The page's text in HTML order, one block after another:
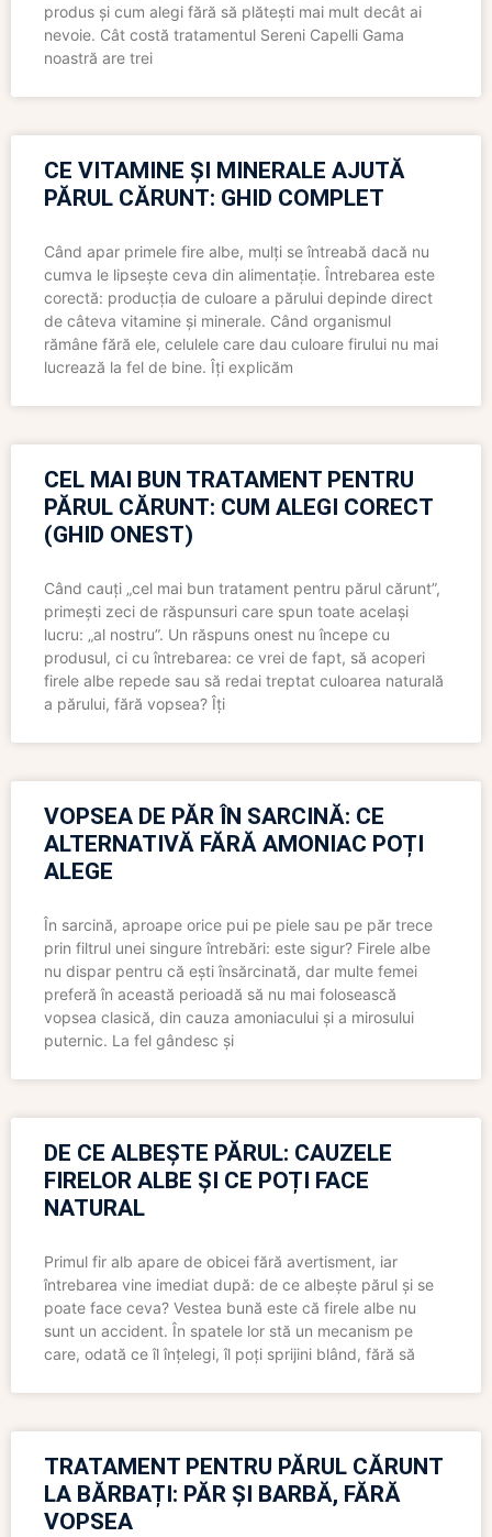
produs și cum alegi fără să plătești mai mult decât ai
nevoie. Cât costă tratamentul Sereni Capelli Gama
noastră are trei
CE VITAMINE ȘI MINERALE AJUTĂ
PĂRUL CĂRUNT: GHID COMPLET
Când apar primele fire albe, mulți se întreabă dacă nu
cumva le lipsește ceva din alimentație. Întrebarea este
corectă: producția de culoare a părului depinde direct
de câteva vitamine și minerale. Când organismul
rămâne fără ele, celulele care dau culoare firului nu mai
lucrează la fel de bine. Îți explicăm
CEL MAI BUN TRATAMENT PENTRU
PĂRUL CĂRUNT: CUM ALEGI CORECT
(GHID ONEST)
Când cauți „cel mai bun tratament pentru părul cărunt”,
primești zeci de răspunsuri care spun toate același
lucru: „al nostru”. Un răspuns onest nu începe cu
produsul, ci cu întrebarea: ce vrei de fapt, să acoperi
firele albe repede sau să redai treptat culoarea naturală
a părului, fără vopsea? Îți
VOPSEA DE PĂR ÎN SARCINĂ: CE
ALTERNATIVĂ FĂRĂ AMONIAC POȚI
ALEGE
În sarcină, aproape orice pui pe piele sau pe păr trece
prin filtrul unei singure întrebări: este sigur? Firele albe
nu dispar pentru că ești însărcinată, dar multe femei
preferă în această perioadă să nu mai folosească
vopsea clasică, din cauza amoniacului și a mirosului
puternic. La fel gândesc și
DE CE ALBEȘTE PĂRUL: CAUZELE
FIRELOR ALBE ȘI CE POȚI FACE
NATURAL
Primul fir alb apare de obicei fără avertisment, iar
întrebarea vine imediat după: de ce albește părul și se
poate face ceva? Vestea bună este că firele albe nu
sunt un accident. În spatele lor stă un mecanism pe
care, odată ce îl înțelegi, îl poți sprijini blând, fără să
TRATAMENT PENTRU PĂRUL CĂRUNT
LA BĂRBAȚI: PĂR ȘI BARBĂ, FĂRĂ
VOPSEA